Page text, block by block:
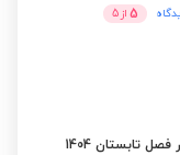
5 از 5
تابستان 1404